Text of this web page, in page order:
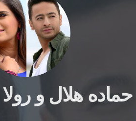
حماده هلال و